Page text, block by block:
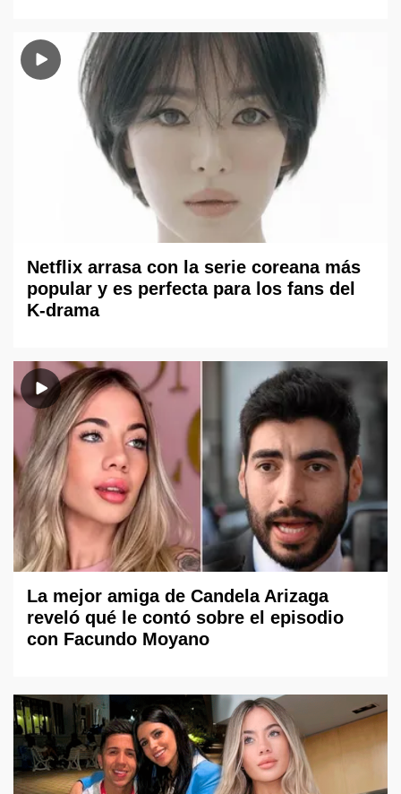
Netflix arrasa con la serie coreana más
popular y es perfecta para los fans del
K-drama
La mejor amiga de Candela Arizaga
reveló qué le contó sobre el episodio
con Facundo Moyano